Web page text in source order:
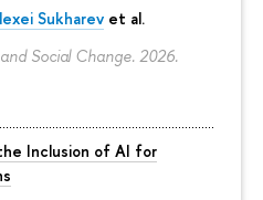
Sukharev et al.
Social Change. 2026.
Inclusion of AI for